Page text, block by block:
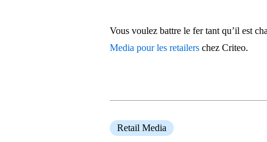
Vous voulez battre le fer tant qu’il est
Media pour les retailers chez Criteo.
Retail Media